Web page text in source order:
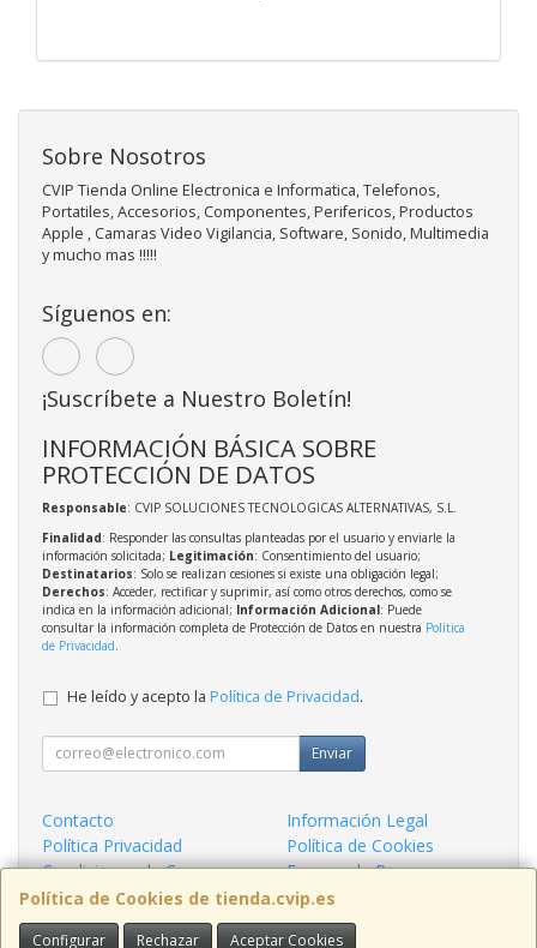
Política de Cookies de tienda.cvip.es
Configurar Rechazar Aceptar Cookies
Sobre Nosotros
CVIP Tienda Online Electronica e Informatica, Telefonos,
Portatiles, Accesorios, Componentes, Perifericos, Productos
Apple , Camaras Video Vigilancia, Software, Sonido, Multimedia
y mucho mas !!!!!
Síguenos en:
¡Suscríbete a Nuestro Boletín!
INFORMACIÓN BÁSICA SOBRE
PROTECCIÓN DE DATOS
Responsable: CVIP SOLUCIONES TECNOLOGICAS ALTERNATIVAS, S.L.
Finalidad: Responder las consultas planteadas por el usuario y enviarle la
información solicitada; Legitimación: Consentimiento del usuario;
Destinatarios: Solo se realizan cesiones si existe una obligación legal;
Derechos: Acceder, rectificar y suprimir, así como otros derechos, como se
indica en la información adicional; Información Adicional: Puede
consultar la información completa de Protección de Datos en nuestra Política
de Privacidad
He leído y acepto la Política de Privacidad.
Enviar
Contacto
Información Legal
Política Privacidad
Política de Cookies
Condiciones de Compra
Formas de Pago
¿Quienes Somos?